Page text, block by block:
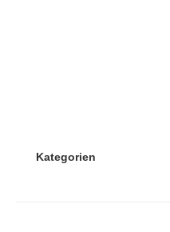
Kategorien